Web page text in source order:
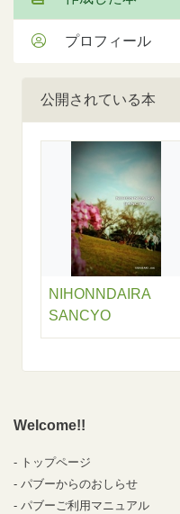
公開されている本
NIHONNDAIRA
SANCYO
プロフィール
Welcome!!
トップページ
パブーからのおしらせ
パブーご利用マニュアル